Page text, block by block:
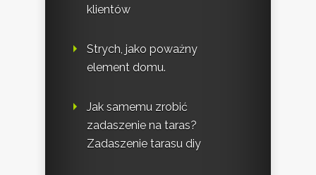
klientów
Strych, jako poważny
element domu.
Jak samemu zrobić
zadaszenie na taras?
Zadaszenie tarasu diy